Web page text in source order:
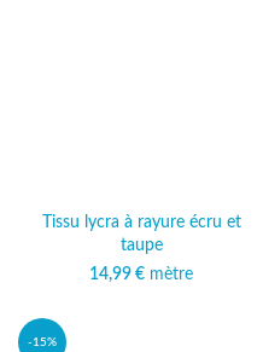
Tissu lycra à rayure écru et
taupe
14,99 € mètre
-15%